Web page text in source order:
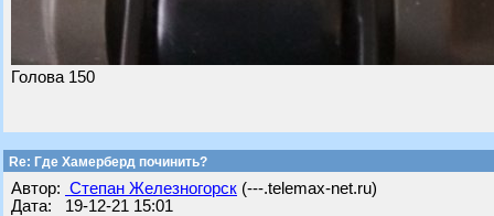
Голова 150
Re: Где Хамерберд починить?
Автор: Степан Железногорск (---.telemax-net.ru)
Дата: 19-12-21 15:01